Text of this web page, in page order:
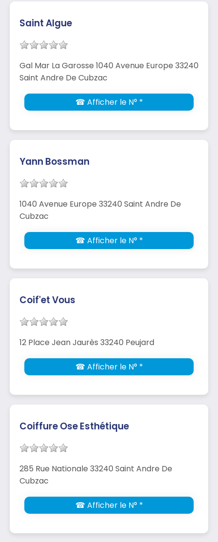
Saint Algue
Gal Mar La Garosse 1040 Avenue Europe 33240
Saint Andre De Cubzac
☎ Afficher le N° *
Yann Bossman
1040 Avenue Europe 33240 Saint Andre De
Cubzac
☎ Afficher le N° *
Coif'et Vous
12 Place Jean Jaurès 33240 Peujard
☎ Afficher le N° *
Coiffure Ose Esthétique
285 Rue Nationale 33240 Saint Andre De
Cubzac
☎ Afficher le N° *